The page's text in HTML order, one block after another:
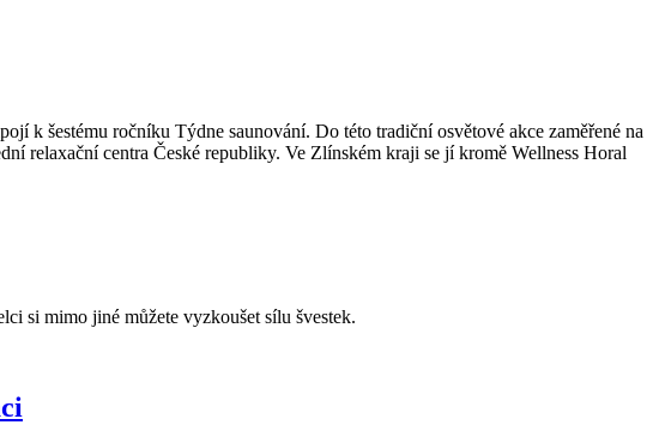
k šestému ročníku Týdne saunování. Do této tradiční osvětové akce zaměřené na
relaxační centra České republiky. Ve Zlínském kraji se jí kromě Wellness Horal
si mimo jiné můžete vyzkoušet sílu švestek.